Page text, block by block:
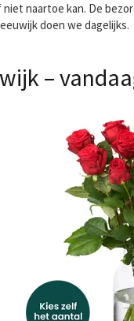
naartoe kan. De
doen we dagelijks.
–